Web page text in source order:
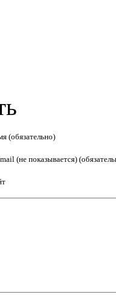
(обязательно)
(не показывается)